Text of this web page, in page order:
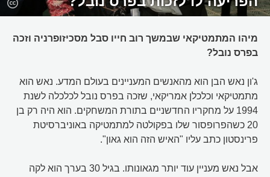
מיהו המתמטיקאי שבמשך רוב חייו סבל מסכיזופרניה וזכה
בפרס נובל?
ג'ון נאש הבן הוא מהאנשים המעניינים בעולם המדע. נאש הוא
מתמטיקאי וכלכלן אמריקאי, שזכה בפרס נובל לכלכלה לשנת
1994 על מחקריו החדשניים בתורת המשחקים. הוא היה רק בן
20 כשהפרופסור שלו בפקולטה למתמטיקה באוניברסיטת
פרינסטון כתב עליו "האיש הזה הוא גאון".
אבל נאש מעניין עוד יותר מגאונותו. בגיל 30 בערך הוא לקה